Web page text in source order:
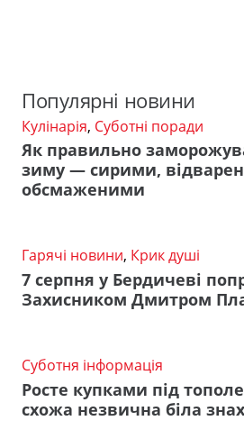
Популярні новини
Кулінарія, Суботні поради
Як правильно
зиму — сирими,
обсмаженими
Гарячі новини, Крик душі
7 серпня у Бердичеві
Захисником Дмитром
Суботня інформація
Росте купками під
схожа незвична біла